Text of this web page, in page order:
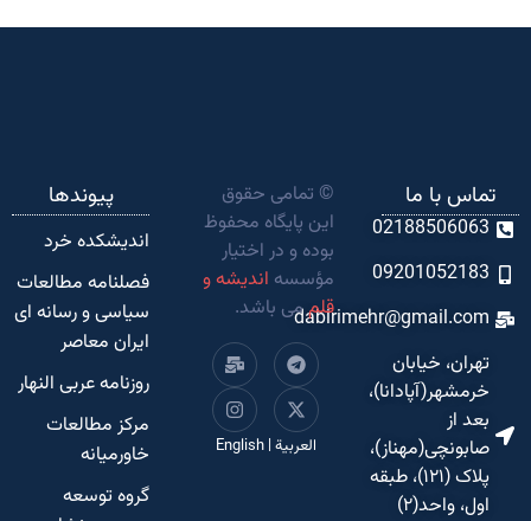
تماس با ما
02188506063
09201052183
dabirimehr@gmail.com
تهران، خیابان
خرمشهر(آپادانا)،
بعد از
صابونچی(مهناز)،
پلاک (۱۲۱)، طبقه
اول، واحد(۲)
© تمامی حقوق
این پایگاه محفوظ
بوده و در اختیار
مؤسسه اندیشه و
قلممی باشد.
العربية|
English
پیوندها
اندیشکده‌ خرد
فصلنامه مطالعات
سیاسی و رسانه ای
ایران معاصر
روزنامه عربی النهار
مرکز مطالعات
خاورمیانه
گروه توسعه